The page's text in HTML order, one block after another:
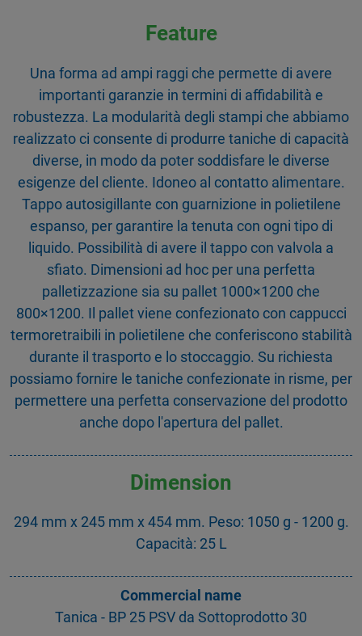
Feature
Una forma ad ampi raggi che permette di avere
importanti garanzie in termini di affidabilità e
robustezza. La modularità degli stampi che abbiamo
realizzato ci consente di produrre taniche di capacità
diverse, in modo da poter soddisfare le diverse
esigenze del cliente. Idoneo al contatto alimentare.
Tappo autosigillante con guarnizione in polietilene
espanso, per garantire la tenuta con ogni tipo di
liquido. Possibilità di avere il tappo con valvola a
sfiato. Dimensioni ad hoc per una perfetta
palletizzazione sia su pallet 1000×1200 che
800×1200. Il pallet viene confezionato con cappucci
termoretraibili in polietilene che conferiscono stabilità
durante il trasporto e lo stoccaggio. Su richiesta
possiamo fornire le taniche confezionate in risme, per
permettere una perfetta conservazione del prodotto
anche dopo l'apertura del pallet.
Dimension
294 mm x 245 mm x 454 mm. Peso: 1050 g - 1200 g.
Capacità: 25 L
Commercial name
Tanica - BP 25 PSV da Sottoprodotto 30